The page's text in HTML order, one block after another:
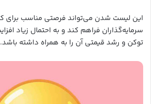
این لیست شدن می‌تواند فرصتی مناسب برای
سرمایه‌گذاران فراهم کند و به احتمال زیاد
توکن و رشد قیمتی آن را به همراه داشته باشد.